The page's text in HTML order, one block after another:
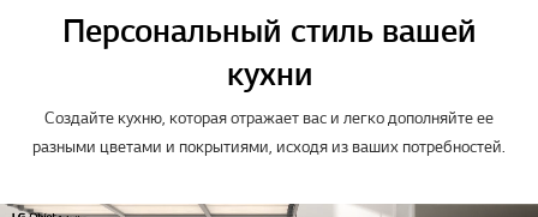
Персональный стиль вашей
кухни
Создайте кухню, которая отражает вас и легко дополняйте ее
разными цветами и покрытиями, исходя из ваших потребностей.